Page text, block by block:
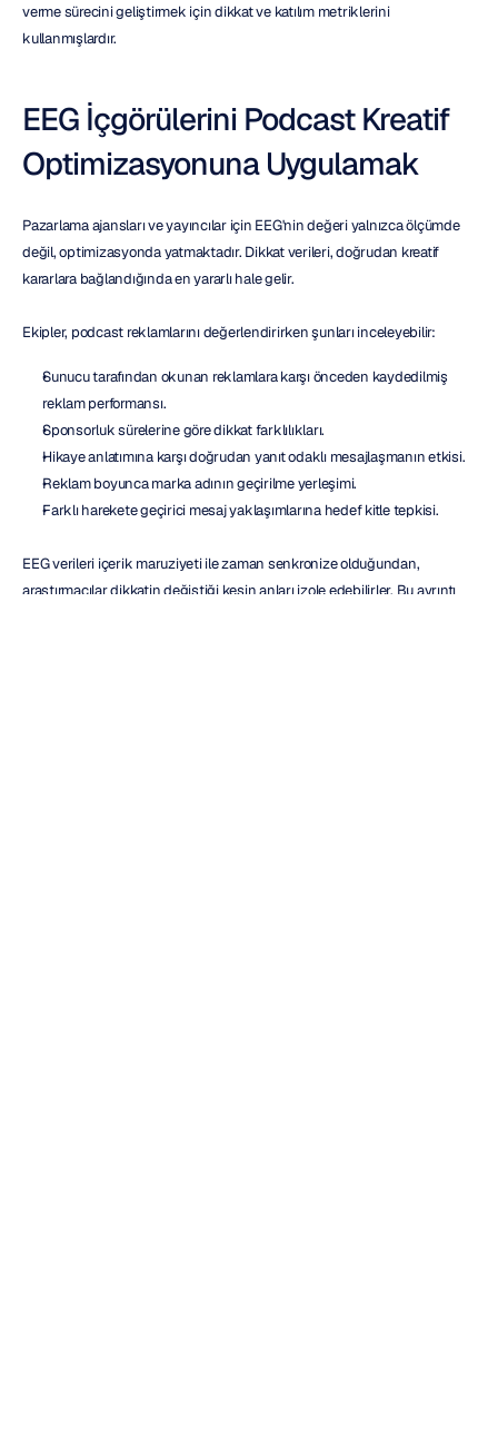
verme sürecini geliştirmek için dikkat ve katılım metriklerini
kullanmışlardır.
EEG İçgörülerini Podcast Kreatif
Optimizasyonuna Uygulamak
Pazarlama ajansları ve yayıncılar için EEG'nin değeri yalnızca ölçümde
değil, optimizasyonda yatmaktadır. Dikkat verileri, doğrudan kreatif
kararlara bağlandığında en yararlı hale gelir.
Ekipler, podcast reklamlarını değerlendirirken şunları inceleyebilir:
Sunucu tarafından okunan reklamlara karşı önceden kaydedilmiş
reklam performansı.
Sponsorluk sürelerine göre dikkat farklılıkları.
Hikaye anlatımına karşı doğrudan yanıt odaklı mesajlaşmanın etkisi.
Reklam boyunca marka adının geçirilme yerleşimi.
Farklı harekete geçirici mesaj yaklaşımlarına hedef kitle tepkisi.
EEG verileri içerik maruziyeti ile zaman senkronize olduğundan,
araştırmacılar dikkatin değiştiği kesin anları izole edebilirler. Bu ayrıntı